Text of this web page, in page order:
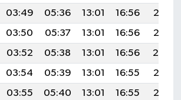
03:49 05:36 13:01 16:56
20:16
03:50 05:37 13:01 16:56
20:15
03:52 05:38 13:01 16:56
20:14
03:54 05:39 13:01 16:55
20:13
03:55 05:40 13:01 16:55
20:12